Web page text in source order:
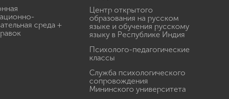
среда +
Центр открытого
образования на русском
языке и обучения русскому
языку в Республике Индия
Психолого-педагогические
классы
Служба психологического
сопровождения
Мининского университета